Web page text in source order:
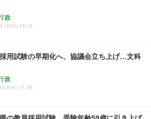
政
月) 15:15
用試験の早期化へ、協議会立ち上げ…文科
政
火) 11:45